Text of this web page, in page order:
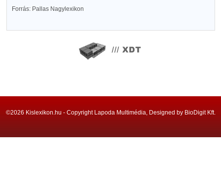
Forrás: Pallas Nagylexikon
©2026 Kislexikon.hu - Copyright Lapoda Multimédia, Designed by BioDigit Kft.